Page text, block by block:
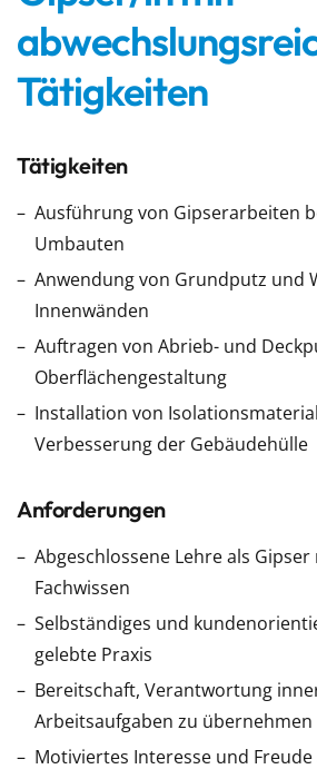
Tätigkeiten
Tätigkeiten
Ausführung von Gipserarbeiten
Umbauten
Anwendung von Grundputz und
Innenwänden
Auftragen von Abrieb- und
Oberflächengestaltung
Installation von
Verbesserung der Gebäudehülle
Anforderungen
Abgeschlossene Lehre als
Fachwissen
Selbständiges und
gelebte Praxis
Bereitschaft, Verantwortung
Arbeitsaufgaben zu übernehmen
Motiviertes Interesse und